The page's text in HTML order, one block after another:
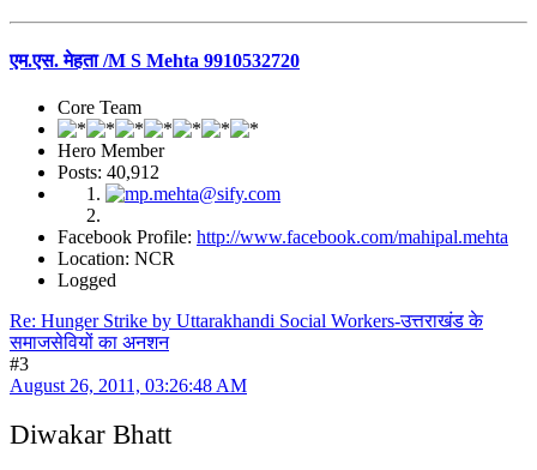
एम.एस. मेहता /M S Mehta 9910532720
Core Team
Hero Member
Posts: 40,912
Facebook Profile: http://www.facebook.com/mahipal.mehta
Location: NCR
Logged
Re: Hunger Strike by Uttarakhandi Social Workers-उत्तराखंड के
समाजसेवियों का अनशन
#3
August 26, 2011, 03:26:48 AM
Diwakar Bhatt